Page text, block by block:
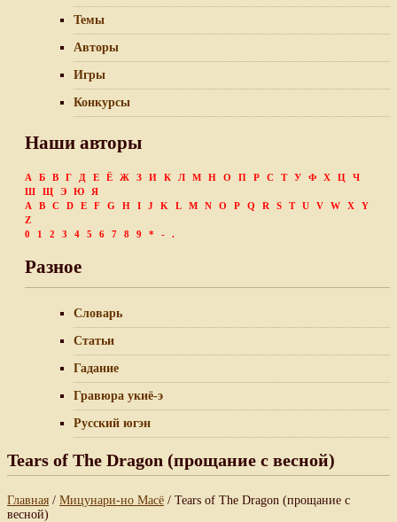
Темы
Авторы
Игры
Конкурсы
Наши авторы
А Б В Г Д Е Ё Ж З И К Л М Н О П Р С Т У Ф Х Ц
Ч
Ш
Щ Э Ю
Я
A
B C D E F G H I J K L M N O P Q R S T U V W X
Y
Z
0
1 2 3 4 5 6 7 8 9 * - .
Разное
Словарь
Статьи
Гадание
Гравюра укиё-э
Русский югэн
Tears of The Dragon (прощание с весной)
Главная / Мицунари-но Масё / Tears of The Dragon (прощание с
весной)